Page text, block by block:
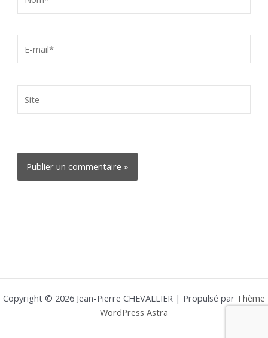
mail*
Copyright © 2026 Jean-Pierre CHEVALLIER | Propulsé par Thème
WordPress Astra